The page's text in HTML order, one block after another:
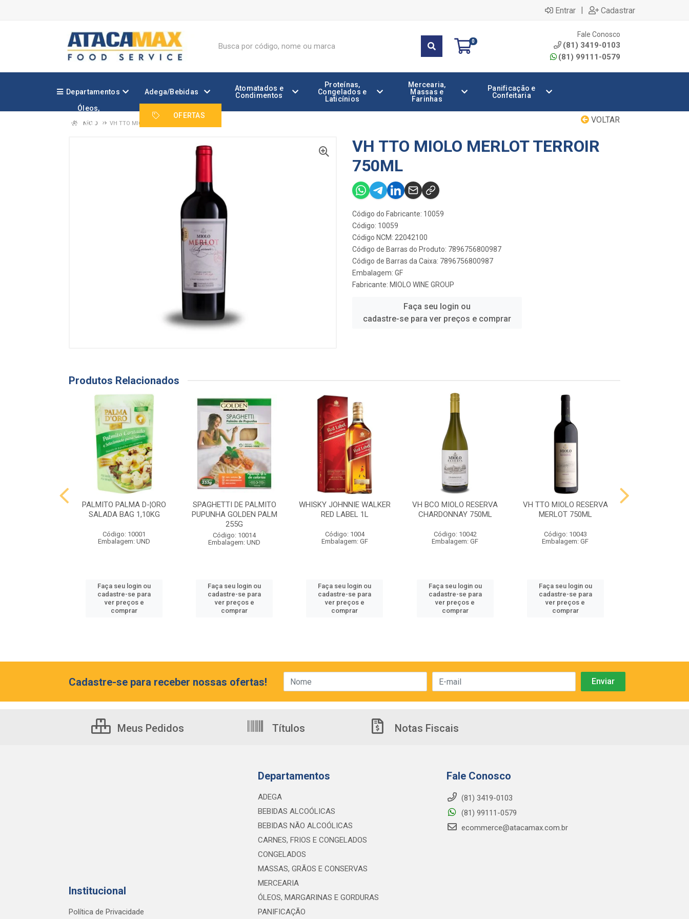
Entrar | Cadastrar
0
Fale Conosco
(81) 3419-0103
(81) 99111-0579
Departamentos Adega/Bebidas
Atomatados e
Condimentos
Proteínas,
Congelados e
Laticínios
Mercearia,
Massas e
Farinhas
Panificação e
Confeitaria
Óleos,
Gorduras
OFERTAS VOLTAR
INÍCIO VH TTO MIOLO MERLOT TERROIR 750ML
VH TTO MIOLO MERLOT TERROIR
750ML
Código do Fabricante: 10059
Código: 10059
Código NCM: 22042100
Código de Barras do Produto: 7896756800987
Código de Barras da Caixa: 7896756800987
Embalagem: GF
Fabricante: MIOLO WINE GROUP
Faça seu login ou
cadastre-se para ver preços e comprar
Produtos Relacionados
PALMITO PALMA D-¦ORO
SALADA BAG 1,10KG
Código: 10001
Embalagem: UND
Faça seu login ou
cadastre-se para
ver preços e
comprar
SPAGHETTI DE PALMITO
PUPUNHA GOLDEN PALM
255G
Código: 10014
Embalagem: UND
Faça seu login ou
cadastre-se para
ver preços e
comprar
WHISKY JOHNNIE WALKER
RED LABEL 1L
Código: 1004
Embalagem: GF
Faça seu login ou
cadastre-se para
ver preços e
comprar
VH BCO MIOLO RESERVA
CHARDONNAY 750ML
Código: 10042
Embalagem: GF
Faça seu login ou
cadastre-se para
ver preços e
comprar
VH TTO MIOLO RESERVA
MERLOT 750ML
Código: 10043
Embalagem: GF
Faça seu login ou
cadastre-se para
ver preços e
comprar
Cadastre-se para receber nossas ofertas!
Meus Pedidos Títulos Notas Fiscais
Institucional
Política de Privacidade
Departamentos
ADEGA
BEBIDAS ALCOÓLICAS
BEBIDAS NÃO ALCOÓLICAS
CARNES, FRIOS E CONGELADOS
CONGELADOS
MASSAS, GRÃOS E CONSERVAS
MERCEARIA
ÓLEOS, MARGARINAS E GORDURAS
PANIFICAÇÃO
Fale Conosco
(81) 3419-0103
(81) 99111-0579
ecommerce@atacamax.com.br